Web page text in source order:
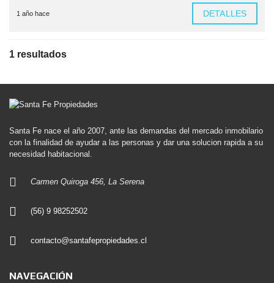
1 año hace DETALLES
1 resultados
Santa Fe nace el año 2007, ante las demandas del mercado inmobilario
con la finalidad de ayudar a las personas y dar una solucion rapida a su
necesidad habitacional.
Carmen Quiroga 456, La Serena
(56) 9 98252502
contacto@santafepropiedades.cl
NAVEGACIÓN